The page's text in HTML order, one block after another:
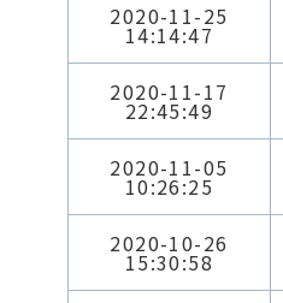
2020-11-25
14:14:47
2020-11-17
22:45:49
2020-11-05
10:26:25
2020-10-26
15:30:58